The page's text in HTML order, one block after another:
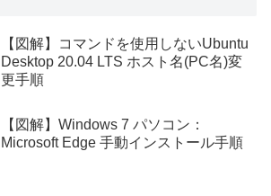
【図解】コマンドを使用しないUbuntu
Desktop 20.04 LTS ホスト名(PC名)変
更手順
【図解】Windows 7 パソコン：
Microsoft Edge 手動インストール手順